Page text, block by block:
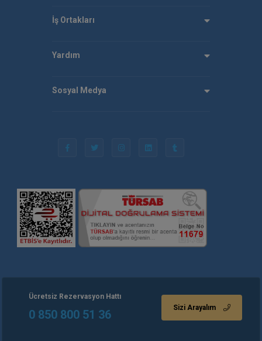
İş Ortakları
Yardım
Sosyal Medya
Ücretsiz Rezervasyon Hattı
0 850 800 51 36 Sizi Arayalım